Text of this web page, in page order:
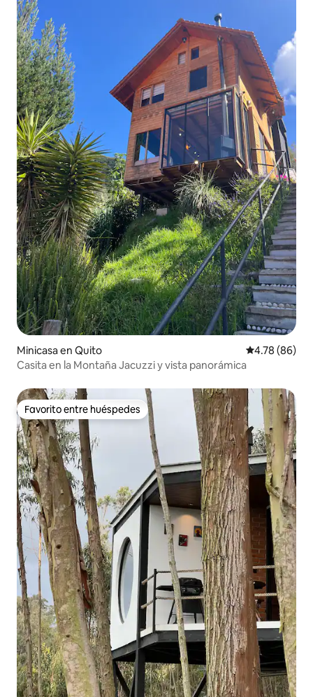
Minicasa en Quito Calificación
4.78 (86)
Casita en la Montaña Jacuzzi y vista panorámica
Favorito entre huéspedes
Favorito entre huéspedes